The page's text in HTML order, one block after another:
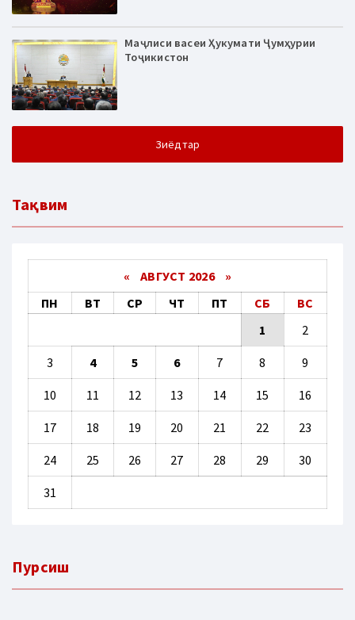
Маҷлиси васеи Ҳукумати Ҷумҳурии
Тоҷикистон
Зиёдтар
Тақвим
« АВГУСТ 2026 »
ПН
ВТ СР ЧТ ПТ СБ
ВС
1
2
3 4 5 6 7 8 9
10 11 12 13 14 15 16
17 18 19 20 21 22 23
24 25 26 27 28 29 30
31
Пурсиш